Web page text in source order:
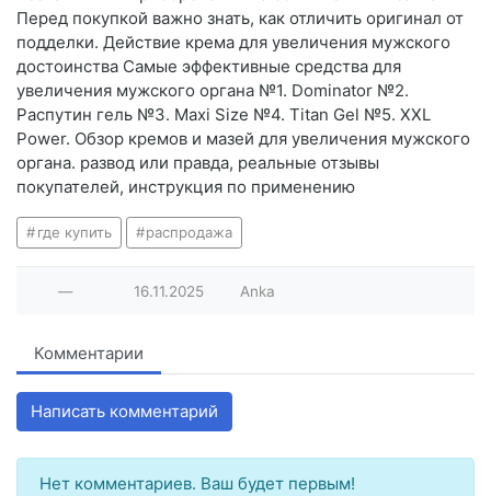
Перед покупкой важно знать, как отличить оригинал от
подделки. Действие крема для увеличения мужского
достоинства Самые эффективные средства для
увеличения мужского органа №1. Dominator №2.
Распутин гель №3. Maxi Size №4. Titan Gel №5. XXL
Power. Обзор кремов и мазей для увеличения мужского
органа. развод или правда, реальные отзывы
покупателей, инструкция по применению
где купить распродажа
— 16.11.2025 Anka
Комментарии
Написать комментарий
Нет комментариев. Ваш будет первым!